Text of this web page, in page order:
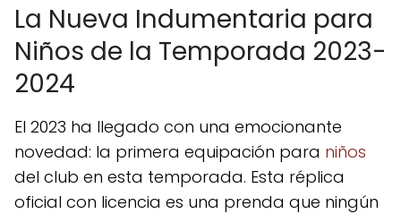
La Nueva Indumentaria para
Niños de la Temporada 2023-
2024
El 2023 ha llegado con una emocionante
novedad: la primera equipación para niños
del club en esta temporada. Esta réplica
oficial con licencia es una prenda que ningún